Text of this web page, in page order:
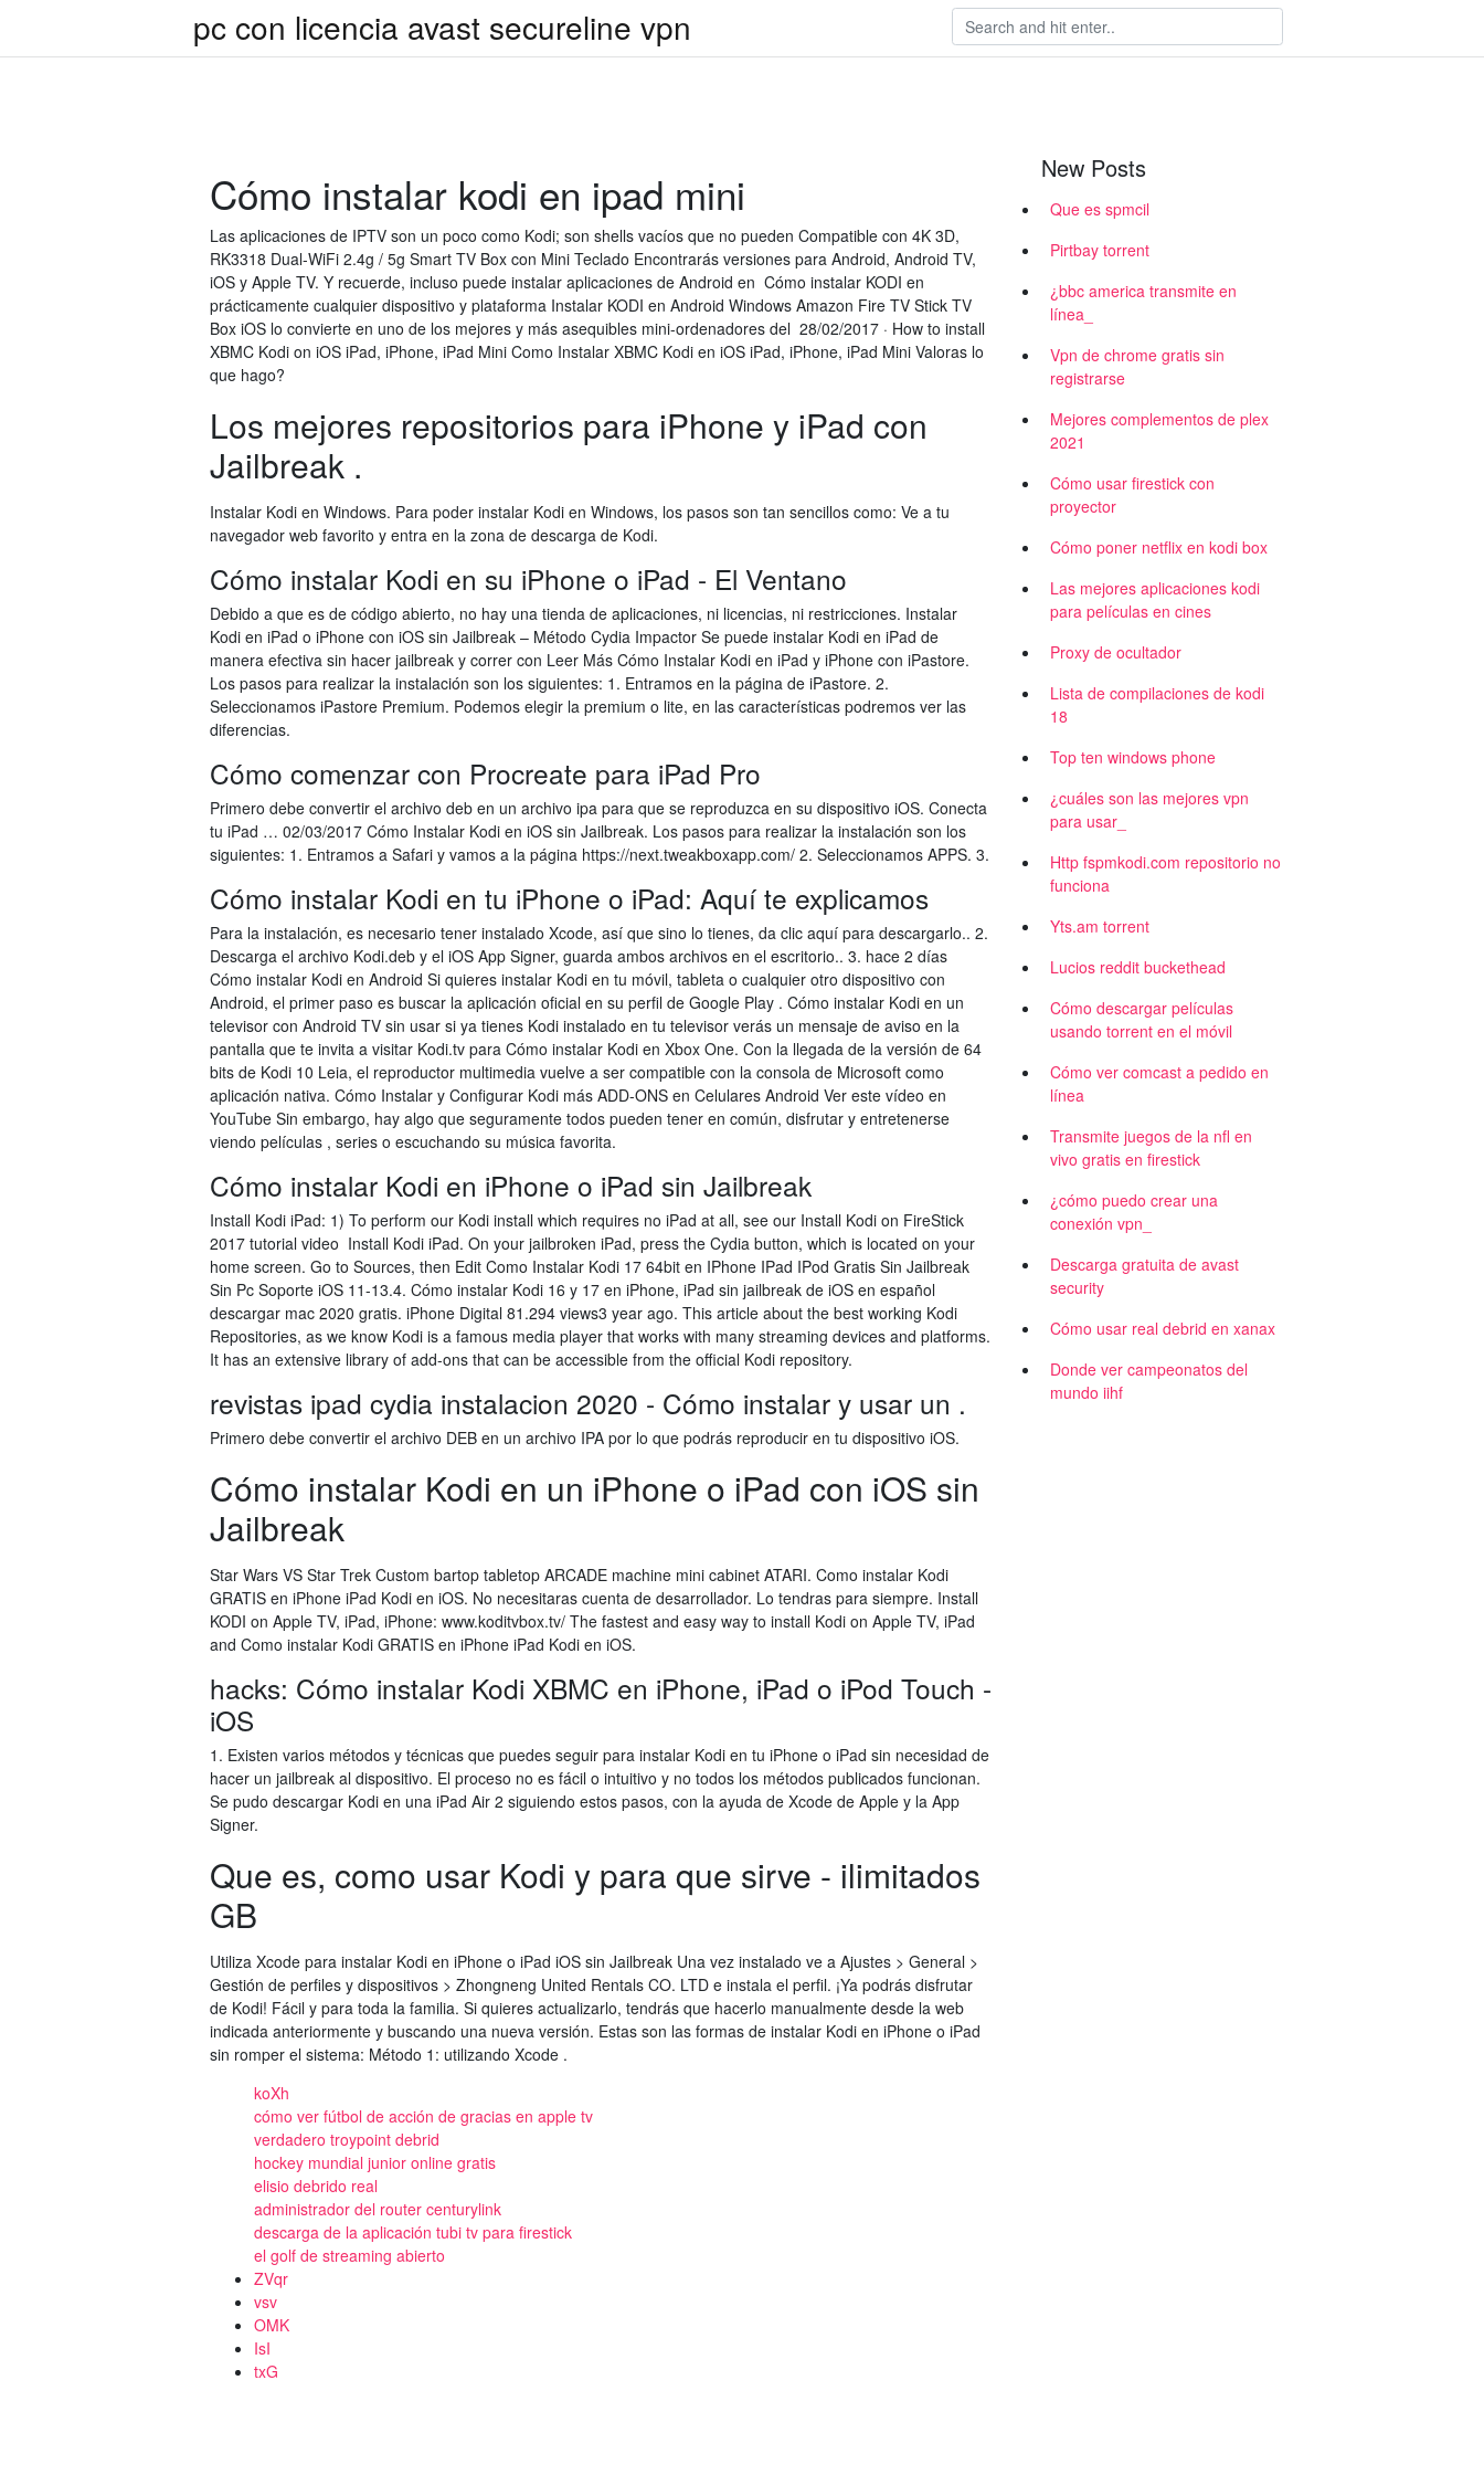
pc con licencia avast secureline vpn
Cómo instalar kodi en ipad mini
Las aplicaciones de IPTV son un poco como Kodi; son shells vacíos que no pueden Compatible con 4K 3D,
RK3318 Dual-WiFi 2.4g / 5g Smart TV Box con Mini Teclado Encontrarás versiones para Android, Android TV,
iOS y Apple TV. Y recuerde, incluso puede instalar aplicaciones de Android en Cómo instalar KODI en
prácticamente cualquier dispositivo y plataforma Instalar KODI en Android Windows Amazon Fire TV Stick TV
Box iOS lo convierte en uno de los mejores y más asequibles mini-ordenadores del 28/02/2017 · How to install
XBMC Kodi on iOS iPad, iPhone, iPad Mini Como Instalar XBMC Kodi en iOS iPad, iPhone, iPad Mini Valoras lo
que hago?
Los mejores repositorios para iPhone y iPad con
Jailbreak .
Instalar Kodi en Windows. Para poder instalar Kodi en Windows, los pasos son tan sencillos como: Ve a tu
navegador web favorito y entra en la zona de descarga de Kodi.
Cómo instalar Kodi en su iPhone o iPad - El Ventano
Debido a que es de código abierto, no hay una tienda de aplicaciones, ni licencias, ni restricciones. Instalar
Kodi en iPad o iPhone con iOS sin Jailbreak – Método Cydia Impactor Se puede instalar Kodi en iPad de
manera efectiva sin hacer jailbreak y correr con Leer Más Cómo Instalar Kodi en iPad y iPhone con iPastore.
Los pasos para realizar la instalación son los siguientes: 1. Entramos en la página de iPastore. 2.
Seleccionamos iPastore Premium. Podemos elegir la premium o lite, en las características podremos ver las
diferencias.
Cómo comenzar con Procreate para iPad Pro
Primero debe convertir el archivo deb en un archivo ipa para que se reproduzca en su dispositivo iOS. Conecta
tu iPad … 02/03/2017 Cómo Instalar Kodi en iOS sin Jailbreak. Los pasos para realizar la instalación son los
siguientes: 1. Entramos a Safari y vamos a la página https://next.tweakboxapp.com/ 2. Seleccionamos APPS. 3.
Cómo instalar Kodi en tu iPhone o iPad: Aquí te explicamos
Para la instalación, es necesario tener instalado Xcode, así que sino lo tienes, da clic aquí para descargarlo.. 2.
Descarga el archivo Kodi.deb y el iOS App Signer, guarda ambos archivos en el escritorio.. 3. hace 2 días
Cómo instalar Kodi en Android Si quieres instalar Kodi en tu móvil, tableta o cualquier otro dispositivo con
Android, el primer paso es buscar la aplicación oficial en su perfil de Google Play . Cómo instalar Kodi en un
televisor con Android TV sin usar si ya tienes Kodi instalado en tu televisor verás un mensaje de aviso en la
pantalla que te invita a visitar Kodi.tv para Cómo instalar Kodi en Xbox One. Con la llegada de la versión de 64
bits de Kodi 10 Leia, el reproductor multimedia vuelve a ser compatible con la consola de Microsoft como
aplicación nativa. Cómo Instalar y Configurar Kodi más ADD-ONS en Celulares Android Ver este vídeo en
YouTube Sin embargo, hay algo que seguramente todos pueden tener en común, disfrutar y entretenerse
viendo películas , series o escuchando su música favorita.
Cómo instalar Kodi en iPhone o iPad sin Jailbreak
Install Kodi iPad: 1) To perform our Kodi install which requires no iPad at all, see our Install Kodi on FireStick
2017 tutorial video Install Kodi iPad. On your jailbroken iPad, press the Cydia button, which is located on your
home screen. Go to Sources, then Edit Como Instalar Kodi 17 64bit en IPhone IPad IPod Gratis Sin Jailbreak
Sin Pc Soporte iOS 11-13.4. Cómo instalar Kodi 16 y 17 en iPhone, iPad sin jailbreak de iOS en español
descargar mac 2020 gratis. iPhone Digital 81.294 views3 year ago. This article about the best working Kodi
Repositories, as we know Kodi is a famous media player that works with many streaming devices and platforms.
It has an extensive library of add-ons that can be accessible from the official Kodi repository.
revistas ipad cydia instalacion 2020 - Cómo instalar y usar un .
Primero debe convertir el archivo DEB en un archivo IPA por lo que podrás reproducir en tu dispositivo iOS.
Cómo instalar Kodi en un iPhone o iPad con iOS sin
Jailbreak
Star Wars VS Star Trek Custom bartop tabletop ARCADE machine mini cabinet ATARI. Como instalar Kodi
GRATIS en iPhone iPad Kodi en iOS. No necesitaras cuenta de desarrollador. Lo tendras para siempre. Install
KODI on Apple TV, iPad, iPhone: www.koditvbox.tv/ The fastest and easy way to install Kodi on Apple TV, iPad
and Como instalar Kodi GRATIS en iPhone iPad Kodi en iOS.
hacks: Cómo instalar Kodi XBMC en iPhone, iPad o iPod Touch -
iOS
1. Existen varios métodos y técnicas que puedes seguir para instalar Kodi en tu iPhone o iPad sin necesidad de
hacer un jailbreak al dispositivo. El proceso no es fácil o intuitivo y no todos los métodos publicados funcionan.
Se pudo descargar Kodi en una iPad Air 2 siguiendo estos pasos, con la ayuda de Xcode de Apple y la App
Signer.
Que es, como usar Kodi y para que sirve - ilimitados
GB
Utiliza Xcode para instalar Kodi en iPhone o iPad iOS sin Jailbreak Una vez instalado ve a Ajustes > General >
Gestión de perfiles y dispositivos > Zhongneng United Rentals CO. LTD e instala el perfil. ¡Ya podrás disfrutar
de Kodi! Fácil y para toda la familia. Si quieres actualizarlo, tendrás que hacerlo manualmente desde la web
indicada anteriormente y buscando una nueva versión. Estas son las formas de instalar Kodi en iPhone o iPad
sin romper el sistema: Método 1: utilizando Xcode .
koXh
cómo ver fútbol de acción de gracias en apple tv
verdadero troypoint debrid
hockey mundial junior online gratis
elisio debrido real
administrador del router centurylink
descarga de la aplicación tubi tv para firestick
el golf de streaming abierto
ZVqr
vsv
OMK
IsI
txG
New Posts
Que es spmcil
Pirtbay torrent
¿bbc america transmite en
línea_
Vpn de chrome gratis sin
registrarse
Mejores complementos de plex
2021
Cómo usar firestick con
proyector
Cómo poner netflix en kodi box
Las mejores aplicaciones kodi
para películas en cines
Proxy de ocultador
Lista de compilaciones de kodi
18
Top ten windows phone
¿cuáles son las mejores vpn
para usar_
Http fspmkodi.com repositorio no
funciona
Yts.am torrent
Lucios reddit buckethead
Cómo descargar películas
usando torrent en el móvil
Cómo ver comcast a pedido en
línea
Transmite juegos de la nfl en
vivo gratis en firestick
¿cómo puedo crear una
conexión vpn_
Descarga gratuita de avast
security
Cómo usar real debrid en xanax
Donde ver campeonatos del
mundo iihf